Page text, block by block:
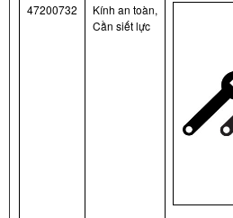
47200732
Kính an toàn,
Cần siết lực